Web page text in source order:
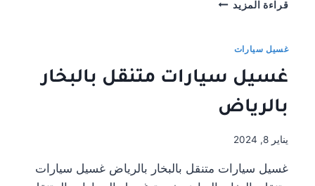
قراءة المزيد
سيارات
في
غسيل سيارات
غسيل سيارات متنقل بالبخار
بالرياض
يناير 8, 2024
غسيل سيارات متنقل بالبخار بالرياض غسيل سيارات